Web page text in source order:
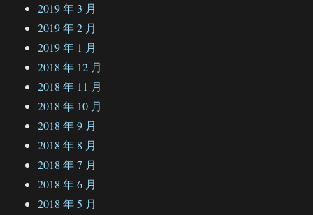
2019 年 3 月
2019 年 2 月
2019 年 1 月
2018 年 12 月
2018 年 11 月
2018 年 10 月
2018 年 9 月
2018 年 8 月
2018 年 7 月
2018 年 6 月
2018 年 5 月